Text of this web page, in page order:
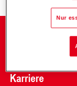
Karriere
Nur